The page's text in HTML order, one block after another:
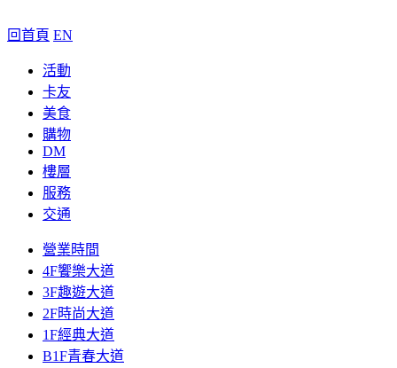
回首頁 EN
活動
卡友
美食
購物
DM
樓層
服務
交通
營業時間
4F饗樂大道
3F趣遊大道
2F時尚大道
1F經典大道
B1F青春大道